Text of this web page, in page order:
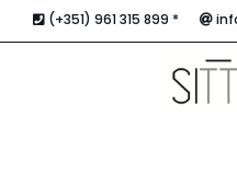
(+351) 961 315 899 *